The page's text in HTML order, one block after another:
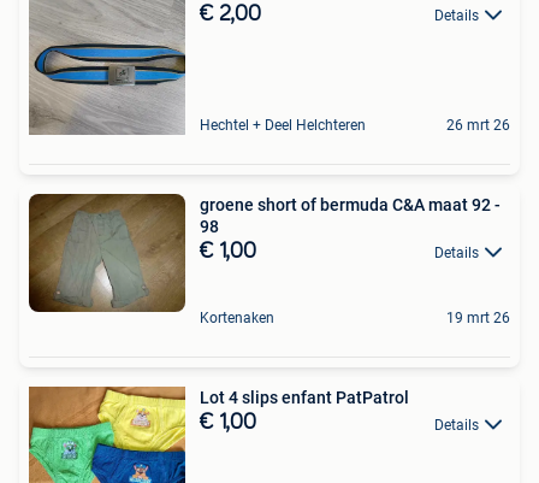
€ 2,00 Details
Hechtel + Deel Helchteren 26 mrt 26
groene short of bermuda C&A maat 92 -
98
€ 1,00 Details
Kortenaken 19 mrt 26
Lot 4 slips enfant PatPatrol
€ 1,00 Details